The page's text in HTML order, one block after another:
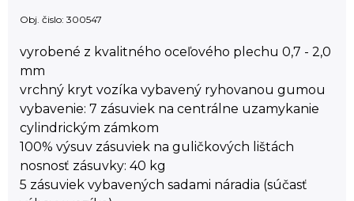
Obj. čislo: 300547
vyrobené z kvalitného oceľového plechu 0,7 - 2,0
mm
vrchný kryt vozíka vybavený ryhovanou gumou
vybavenie: 7 zásuviek na centrálne uzamykanie
cylindrickým zámkom
100% výsuv zásuviek na guličkových lištách
nosnosť zásuvky: 40 kg
5 zásuviek vybavených sadami náradia (súčasť